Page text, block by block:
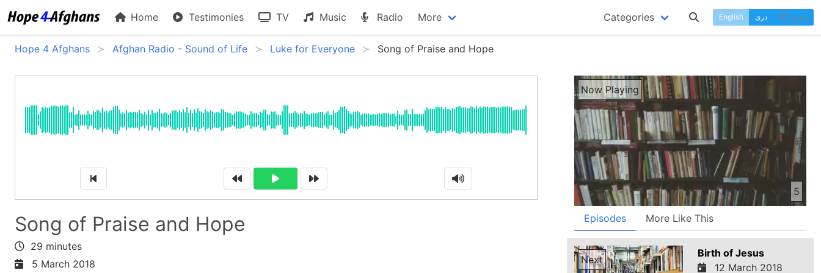
Home Testimonies TV Music Radio More Categories English دری پښتو
Hope 4 Afghans Afghan Radio - Sound of Life Luke for Everyone Song of Praise and Hope
Song of Praise and Hope
29 minutes
5 March 2018
Now Playing
5
Episodes More Like This
Next
Birth of Jesus
12 March 2018